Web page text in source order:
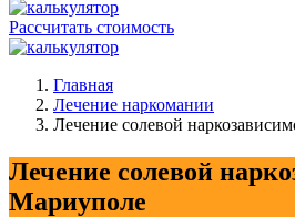
Рассчитать стоимость
Главная
Лечение наркомании
Лечение солевой
Лечение солевой
Мариуполе